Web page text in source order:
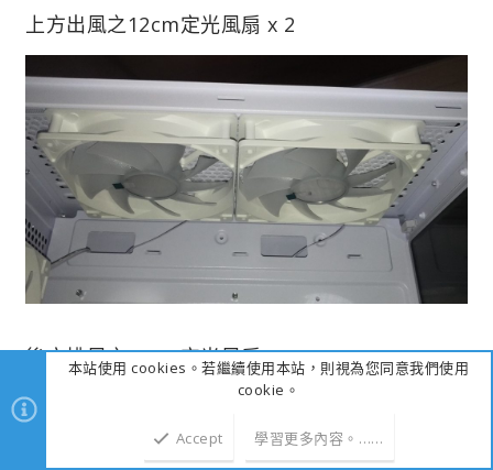
上方出風之12cm定光風扇 x 2
後方排風之12cm定光風扇 x 1
本站使用 cookies。若繼續使用本站，則視為您同意我們使用
cookie。
Accept 學習更多內容。……